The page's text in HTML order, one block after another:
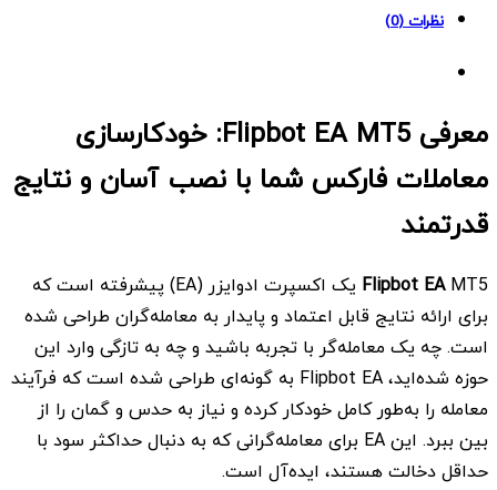
نظرات (0)
معرفی Flipbot EA MT5: خودکارسازی
معاملات فارکس شما با نصب آسان و نتایج
قدرتمند
Flipbot EA
MT5 یک اکسپرت ادوایزر (EA) پیشرفته است که
برای ارائه نتایج قابل اعتماد و پایدار به معامله‌گران طراحی شده
است. چه یک معامله‌گر با تجربه باشید و چه به تازگی وارد این
حوزه شده‌اید، Flipbot EA به گونه‌ای طراحی شده است که فرآیند
معامله را به‌طور کامل خودکار کرده و نیاز به حدس و گمان را از
بین ببرد. این EA برای معامله‌گرانی که به دنبال حداکثر سود با
حداقل دخالت هستند، ایده‌آل است.